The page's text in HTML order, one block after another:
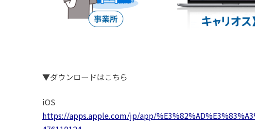
▼ダウンロードはこちら
https://apps.apple.com/jp/app/